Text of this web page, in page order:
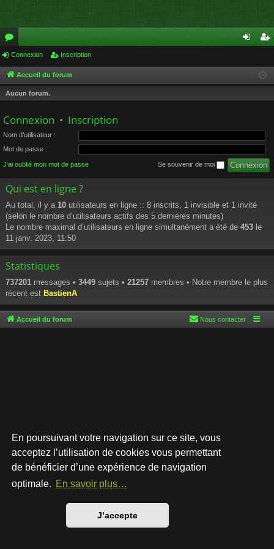
En poursuivant votre navigation sur ce site, vous
acceptez l’utilisation de cookies vous permettant
de bénéficier d’une expérience de navigation
optimale. En savoir plus…
J’accepte
or
u
m
cri
Connexion Inscription
Accueil du forum
Aucun forum.
Connexion • Inscription
Nom d’utilisateur :
Mot de passe :
J’ai oublié mon mot de passe Se souvenir de moi
Qui est en ligne ?
Au total, il y a 10 utilisateurs en ligne :: 8 inscrits, 1 invisible et 1 invité
(selon le nombre d’utilisateurs actifs des 5 dernières minutes)
Le nombre maximal d’utilisateurs en ligne simultanément a été de 453 le
11 janv. 2023, 11:50
Statistiques
737201 messages • 3449 sujets • 21257 membres • Notre membre le plus
récent est BastienA
Accueil du forum Nous contacter
Développé parphpBB® Forum Software © phpBB Limited
Style par
Traduction française officielle